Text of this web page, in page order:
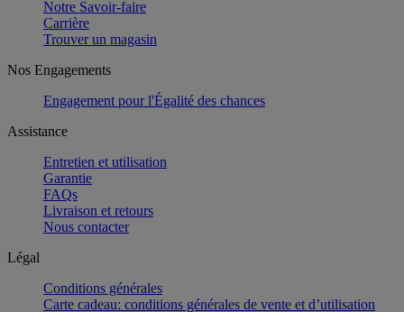
Notre Savoir-faire
Carrière
Trouver un magasin
Nos Engagements
Engagement pour l'Égalité des chances
Assistance
Entretien et utilisation
Garantie
FAQs
Livraison et retours
Nous contacter
Légal
Conditions générales
Carte cadeau: conditions générales de vente et d’utilisation